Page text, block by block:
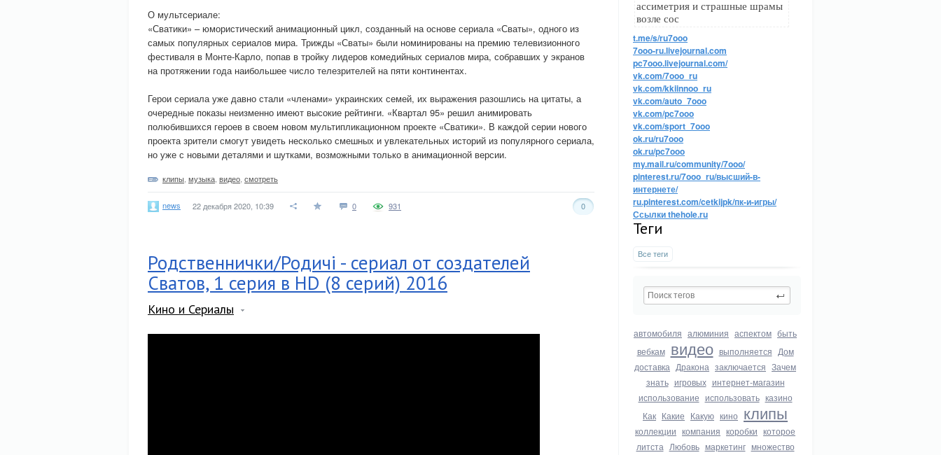
ассиметрия и страшные шрамы
возле сос
t.me/s/ru7ooo
7ooo-ru.livejournal.com
pc7ooo.livejournal.com/
vk.com/7ooo_ru
vk.com/kkiinnoo_ru
vk.com/auto_7ooo
vk.com/pc7ooo
vk.com/sport_7ooo
ok.ru/ru7ooo
ok.ru/pc7ooo
my.mail.ru/community/7ooo/
pinterest.ru/7ooo_ru/высший-в-
интернете/
ru.pinterest.com/cetkijpk/пк-и-игры/
Ссылки thehole.ru
Теги
Все теги
автомобиля алюминия аспектом быть
вебкам видео выполняется Дом
доставка Дракона заключается Зачем
знать игровых интернет-магазин
использование использовать казино
Как Какие Какую кино клипы
коллекции компания коробки которое
литста Любовь маркетинг множество
О мультсериале:
«Сватики» – юмористический анимационный цикл, созданный на основе сериала «Сваты», одного из
самых популярных сериалов мира. Трижды «Сваты» были номинированы на премию телевизионного
фестиваля в Монте-Карло, попав в тройку лидеров комедийных сериалов мира, собравших у экранов
на протяжении года наибольшее число телезрителей на пяти континентах.
Герои сериала уже давно стали «членами» украинских семей, их выражения разошлись на цитаты, а
очередные показы неизменно имеют высокие рейтинги. «Квартал 95» решил анимировать
полюбившихся героев в своем новом мультипликационном проекте «Сватики». В каждой серии нового
проекта зрители смогут увидеть несколько смешных и увлекательных историй из популярного сериала,
но уже с новыми деталями и шутками, возможными только в анимационной версии.
клипы музыка видео смотреть
news 22 декабря 2020, 10:39 0 0
931
Родственнички/Родичі - сериал от создателей
Сватов, 1 серия в HD (8 серий) 2016
Кино и Сериалы